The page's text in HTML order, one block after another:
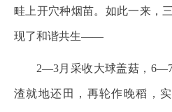
畦上开穴种烟苗。如此一来，
现了和谐共生——
2—3月采收大球盖菇，
渣就地还田，再轮作晚稻，